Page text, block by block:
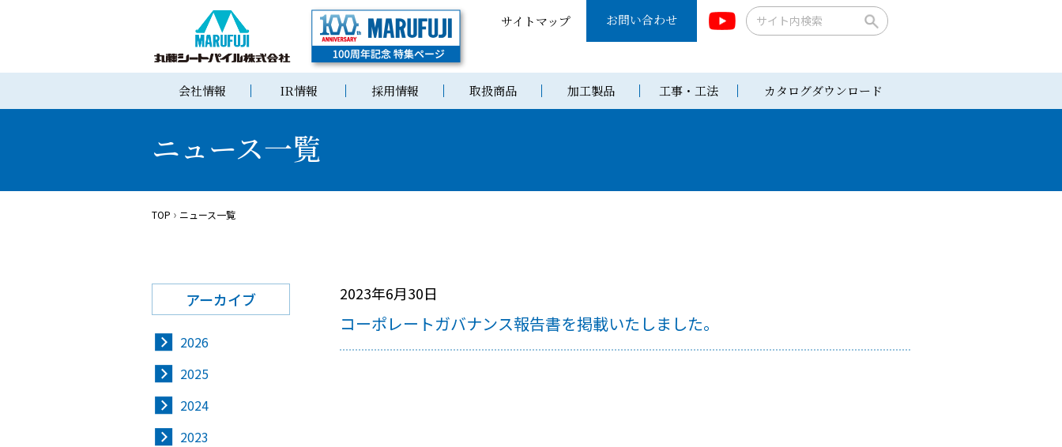
サイトマップ お問い合わせ
会社情報 IR情報 採用情報 取扱商品 加工製品 工事・工法 カタログダウンロード
ニュース一覧
TOP ニュース一覧
アーカイブ
2026
2025
2024
2023
2023年6月30日
コーポレートガバナンス報告書を掲載いたしました。